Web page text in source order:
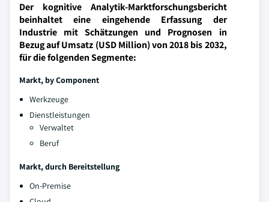
Der kognitive Analytik-Marktforschungsbericht
beinhaltet eine eingehende Erfassung der
Industrie mit Schätzungen und Prognosen in
Bezug auf Umsatz (USD Million) von 2018 bis 2032,
für die folgenden Segmente:
Markt, by Component
Werkzeuge
Dienstleistungen
Verwaltet
Beruf
Markt, durch Bereitstellung
On-Premise